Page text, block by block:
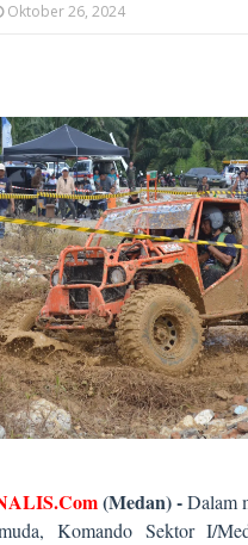
Oktober 26, 2024
(Medan) -Dalam
Komando Sektor I/